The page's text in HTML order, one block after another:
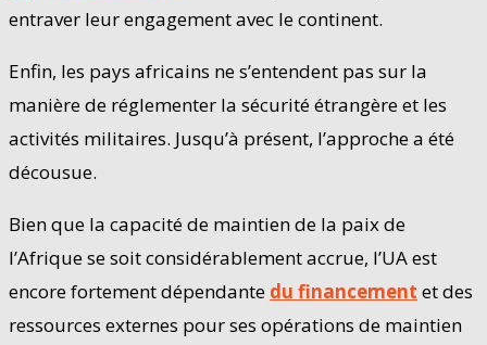
entraver leur engagement avec le continent.
Enfin, les pays africains ne s’entendent pas sur la
manière de réglementer la sécurité étrangère et les
activités militaires. Jusqu’à présent, l’approche a été
décousue.
Bien que la capacité de maintien de la paix de
l’Afrique se soit considérablement accrue, l’UA est
encore fortement dépendante du financement et des
ressources externes pour ses opérations de maintien